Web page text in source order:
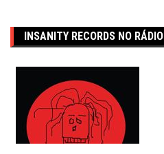
INSANITY RECORDS NO RÁDIO